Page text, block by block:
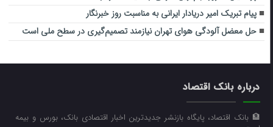
پیام تبریک امیر دریادار ایرانی به مناسبت روز خبرنگار
حل معضل آلودگی هوای تهران نیازمند تصمیم‌گیری در سطح ملی است
درباره بانک اقتصاد
🏦 بانک اقتصاد، پایگاه بازنشر جدیدترین اخبار اقتصادی بانک، بورس و بیمه